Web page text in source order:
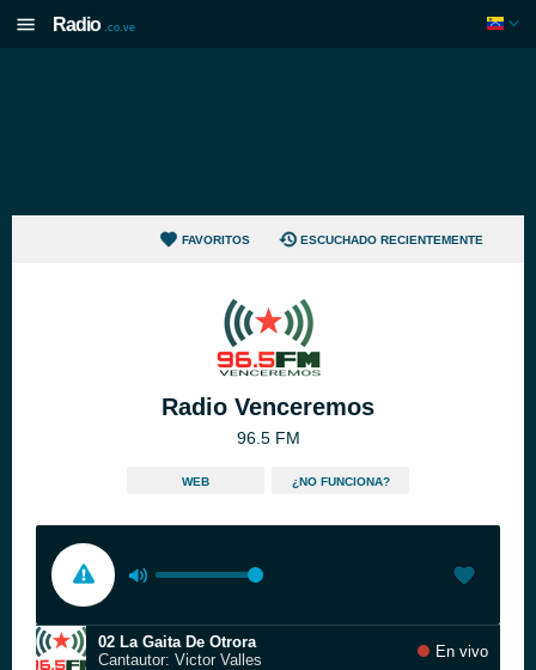
Radio .co.ve
FAVORITOS ESCUCHADO RECIENTEMENTE
Radio Venceremos
96.5 FM
WEB ¿NO FUNCIONA?
02 La Gaita De Otrora
Cantautor: Victor Valles
En vivo